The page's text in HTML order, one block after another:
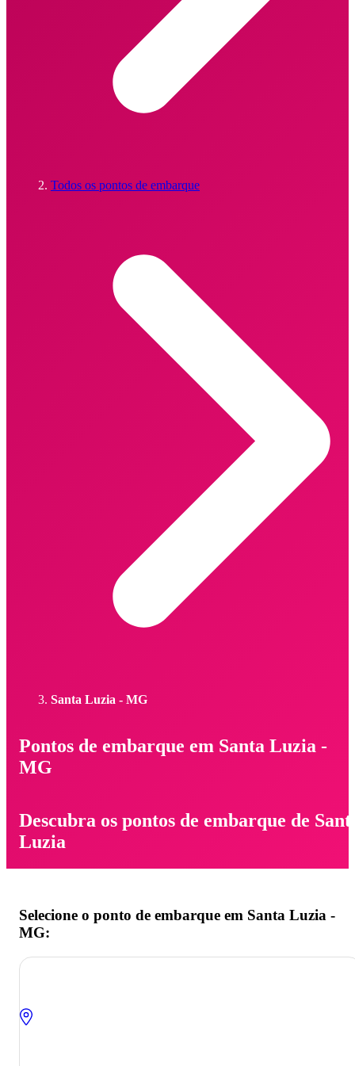
Todos os pontos de embarque
Santa Luzia - MG
Pontos de embarque em Santa Luzia -
MG
Descubra os pontos de embarque de
Luzia
Selecione o ponto de embarque em Santa Luzia -
MG: